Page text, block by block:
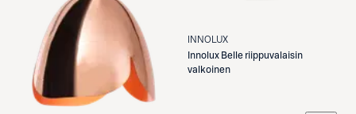
INNOLUX
Innolux Belle riippuvalaisin
valkoinen